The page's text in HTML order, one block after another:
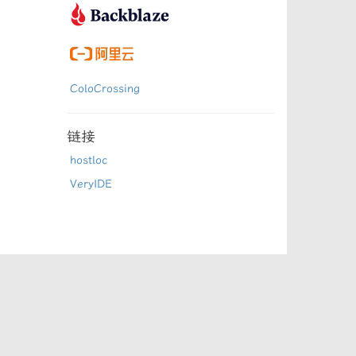
ColoCrossing
链接
hostloc
VeryIDE